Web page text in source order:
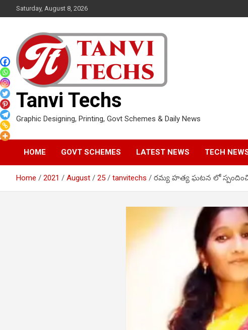
to
Saturday, August 8, 2026
Tanvi Techs
Graphic Designing, Printing, Govt Schemes & Daily News
HOME GOVT SCHEMES LATEST NEWS TECH
Home 2021 August 25 tanvitechs రమ్య హత్య ఘటన లో